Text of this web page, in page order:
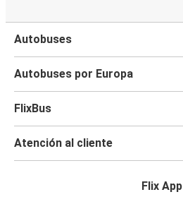
Autobuses
Autobuses por Europa
FlixBus
Atención al cliente
Flix App